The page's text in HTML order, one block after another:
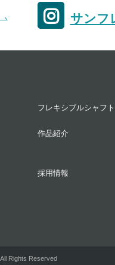
サンフ
フレキシブルシャフト
作品紹介
採用情報
Rights Reserved